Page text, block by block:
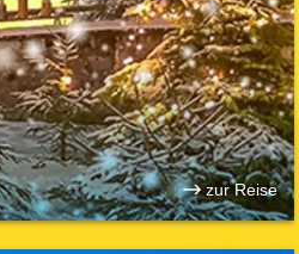
zur Reise